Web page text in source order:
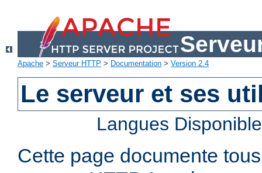
Apache > Serveur HTTP > Documentation > Version 2.4
Le serveur et ses
Langues
Cette page documente